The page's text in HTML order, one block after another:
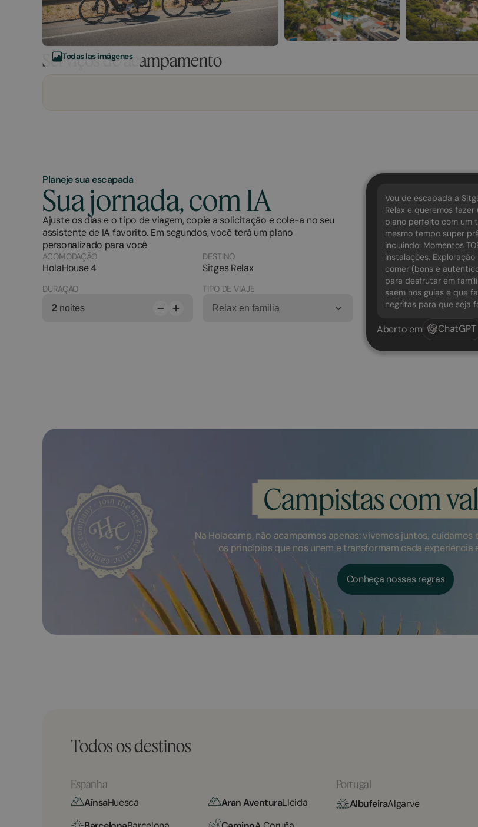
Todas las imágenes
Serviços de acampamento
Planeje sua escapada
Sua jornada, com IA
Ajuste os dias e o tipo de viagem, copie a solicitação e cole-a no seu
assistente de IA favorito. Em segundos, você terá um plano
personalizado para você
ACOMODAÇÃO
HolaHouse 4
DESTINO
Sitges Relax
DURAÇÃO
2 noites
TIPO DE VIAJE
Relax en familia
Vou de escapada a
Relax e queremos
plano perfeito com um
mesmo tempo super
incluindo: Momentos
instalações.
comer (bons e
para desfrutar em
saem nos guias e que
negritas para que seja
Aberto em ChatGPT
Campistas com
Na Holacamp, não acampamos apenas: vivemos juntos, cuidamos
os princípios que nos unem e transformam cada experiência
Conheça nossas regras
Todos os destinos
Espanha
AínsaHuesca Aran AventuraLleida
Portugal
AlbufeiraAlgarve